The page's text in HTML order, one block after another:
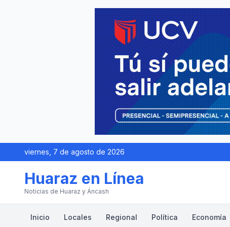
viernes, 7 de agosto de 2026
Huaraz en Línea
Noticias de Huaraz y Áncash
Inicio Locales Regional Política Economía